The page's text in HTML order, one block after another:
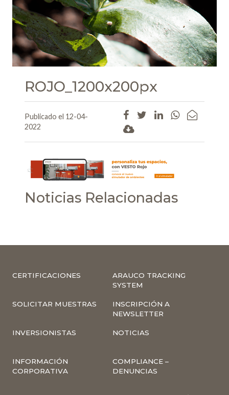
ROJO_1200x200px
Publicado el 12-04-
2022
Noticias Relacionadas
CERTIFICACIONES
ARAUCO TRACKING
SYSTEM
SOLICITAR MUESTRAS
INSCRIPCIÓN A
NEWSLETTER
INVERSIONISTAS NOTICIAS
INFORMACIÓN
CORPORATIVA
COMPLIANCE –
DENUNCIAS